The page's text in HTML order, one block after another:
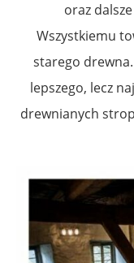
oraz
Wszystkiemu
starego
lepszego, lecz
drewnianych